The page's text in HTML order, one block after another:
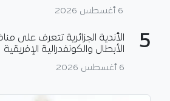
6 أغسطس 2026
5
الأندية الجزائرية تتعرف على
الأبطال والكونفدرالية الإفريقية
6 أغسطس 2026